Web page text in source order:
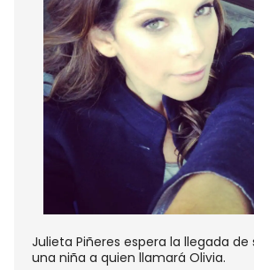
Julieta Piñeres espera la llegada de
una niña a quien llamará Olivia.